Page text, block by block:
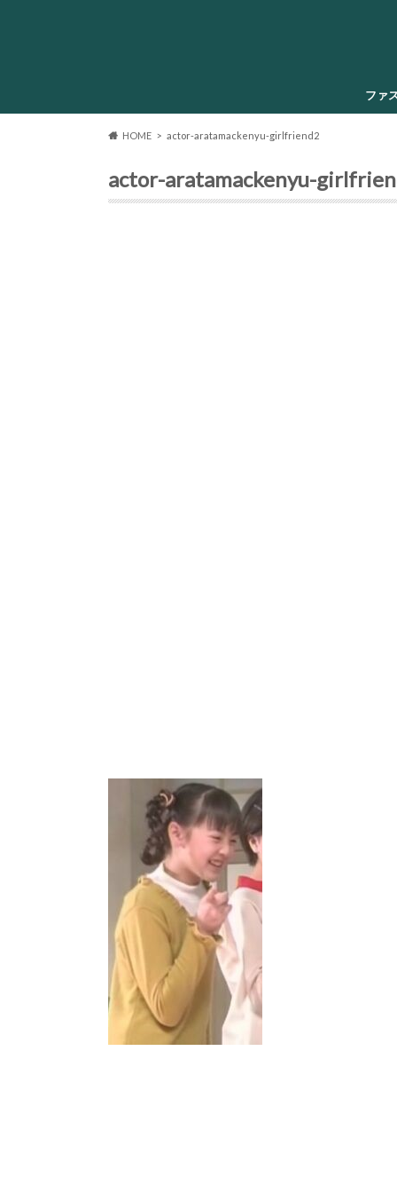
ファ
HOME actor-aratamackenyu-girlfriend2
actor-aratamackenyu-